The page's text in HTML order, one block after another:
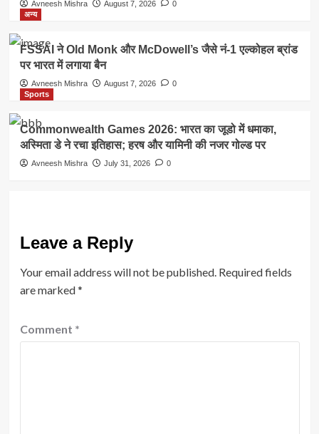
Avneesh Mishra August 7, 2026
0
अन्य
FSSAI ने Old Monk और McDowell’s जैसे नं-1 एल्कोहल ब्रांड
पर भारत में लगाया बैन
Avneesh Mishra August 7, 2026
0
Sports
Commonwealth Games 2026: भारत का जूडो में धमाका,
अस्मिता डे ने रचा इतिहास; हरष और यामिनी की नजर गोल्ड पर
Avneesh Mishra July 31, 2026 0
Leave a Reply
Your email address will not be published. Required fields
are marked*
Comment *